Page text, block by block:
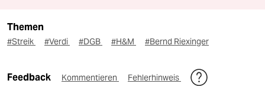
Themen
#Streik #Verdi #DGB #H&M #Bernd Riexinger
Feedback Kommentieren Fehlerhinweis